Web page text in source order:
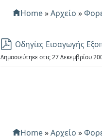
Home»Αρχείο »
p
f
Οδηγίες Εισαγωγής
Δημοσιεύτηκε στις 27 Δεκεμβρίου
Home»Αρχείο »